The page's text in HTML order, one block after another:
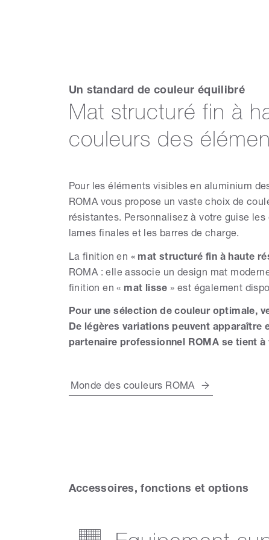
Un standard de couleur équilibré
Mat structuré fin à
couleurs des
Pour les éléments visibles en aluminium
ROMA vous propose un vaste choix de
résistantes. Personnalisez à votre guise
lames finales et les barres de charge.
La finition en « mat structuré fin à haute
ROMA : elle associe un design mat
finition en « mat lisse » est également
Pour une sélection de couleur optimale,
De légères variations peuvent apparaître
partenaire professionnel ROMA se tient
Monde des couleurs ROMA
Accessoires, fonctions et options